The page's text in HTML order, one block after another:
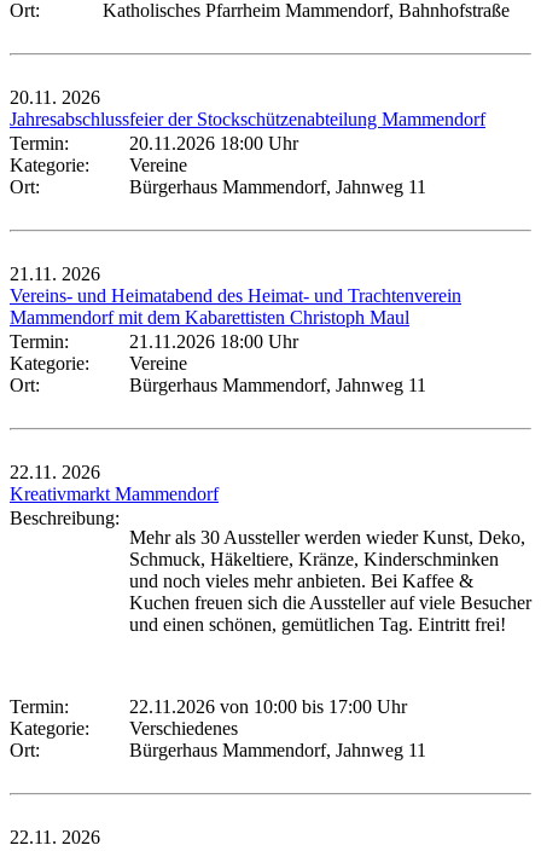
Ort: Katholisches Pfarrheim Mammendorf, Bahnhofstraße
20.11. 2026
Jahresabschlussfeier der Stockschützenabteilung Mammendorf
Termin:
20.11.2026 18:00 Uhr
Kategorie:
Vereine
Ort:
Bürgerhaus Mammendorf, Jahnweg 11
21.11. 2026
Vereins- und Heimatabend des Heimat- und Trachtenverein
Mammendorf mit dem Kabarettisten Christoph Maul
Termin:
21.11.2026 18:00 Uhr
Kategorie:
Vereine
Ort:
Bürgerhaus Mammendorf, Jahnweg 11
22.11. 2026
Kreativmarkt Mammendorf
Beschreibung:
Mehr als 30 Aussteller werden wieder Kunst, Deko,
Schmuck, Häkeltiere, Kränze, Kinderschminken
und noch vieles mehr anbieten. Bei Kaffee &
Kuchen freuen sich die Aussteller auf viele Besucher
und einen schönen, gemütlichen Tag. Eintritt frei!
Termin: 22.11.2026 von 10:00 bis 17:00 Uhr
Kategorie:
Verschiedenes
Ort:
Bürgerhaus Mammendorf, Jahnweg 11
22.11. 2026